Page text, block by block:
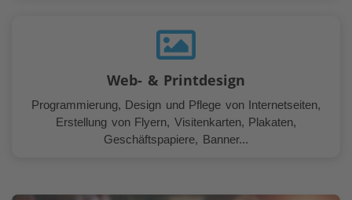
Web- & Printdesign
Programmierung, Design und Pflege von Internetseiten,
Erstellung von Flyern, Visitenkarten, Plakaten,
Geschäftspapiere, Banner...